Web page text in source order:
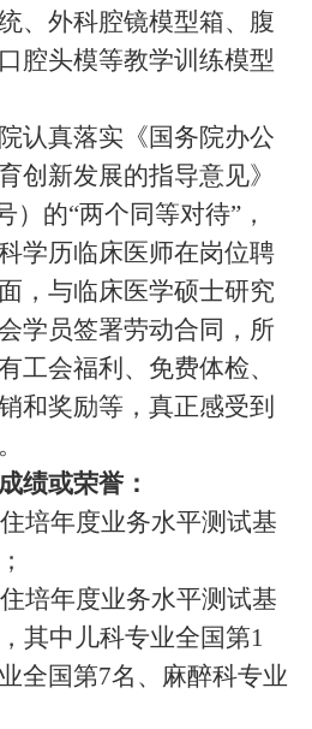
、外科腔镜模型箱、腹
腔头模等教学训练模型
认真落实《国务院办公
创新发展的指导意见》
）的“两个同等对待”，
学历临床医师在岗位聘
，与临床医学硕士研究
学员签署劳动合同，所
工会福利、免费体检、
和奖励等，真正感受到
绩或荣誉：
培年度业务水平测试基
培年度业务水平测试基
其中儿科专业全国第1
全国第7名、麻醉科专业